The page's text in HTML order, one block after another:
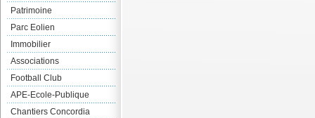
Patrimoine
Parc Eolien
Immobilier
Associations
Football Club
APE-Ecole-Publique
Chantiers Concordia